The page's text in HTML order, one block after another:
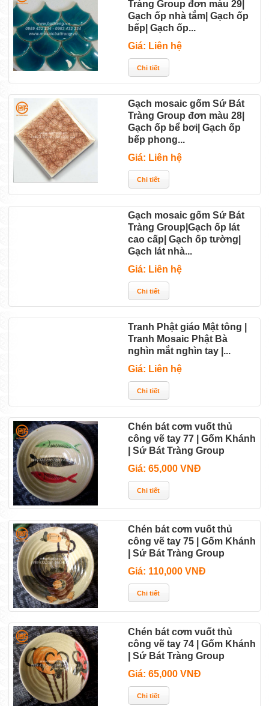
Tràng Group đơn màu 29|
Gạch ốp nhà tắm| Gạch ốp
bếp| Gạch ốp...
Giá: Liên hệ
Gạch mosaic gốm Sứ Bát
Tràng Group đơn màu 28|
Gạch ốp bể bơi| Gạch ốp
bếp phong...
Giá: Liên hệ
Gạch mosaic gốm Sứ Bát
Tràng Group|Gạch ốp lát
cao cấp| Gạch ốp tường|
Gạch lát nhà...
Giá: Liên hệ
Tranh Phật giáo Mật tông |
Tranh Mosaic Phật Bà
nghìn mắt nghìn tay |...
Giá: Liên hệ
Chén bát cơm vuốt thủ
công vẽ tay 77 | Gốm Khánh
| Sứ Bát Tràng Group
Giá: 65,000 VNĐ
Chén bát cơm vuốt thủ
công vẽ tay 75 | Gốm Khánh
| Sứ Bát Tràng Group
Giá: 110,000 VNĐ
Chén bát cơm vuốt thủ
công vẽ tay 74 | Gốm Khánh
| Sứ Bát Tràng Group
Giá: 65,000 VNĐ